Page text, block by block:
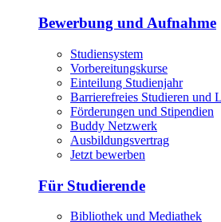
Bewerbung und Aufnahme
Studiensystem
Vorbereitungskurse
Einteilung Studienjahr
Barrierefreies Studieren und
Förderungen und Stipendien
Buddy Netzwerk
Ausbildungsvertrag
Jetzt bewerben
Für Studierende
Bibliothek und Mediathek